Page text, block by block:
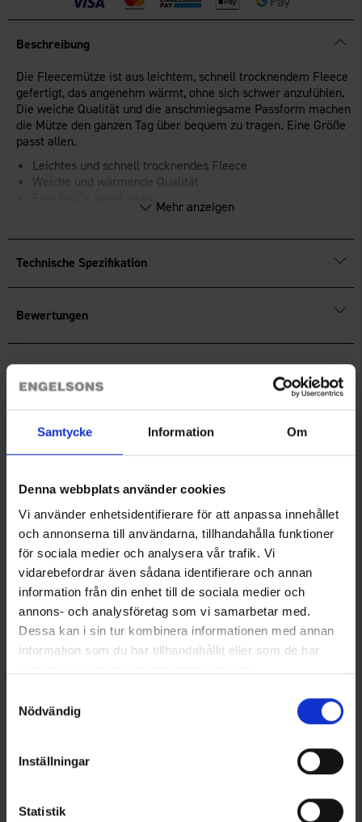
Samtycke Information Om
Denna webbplats använder cookies
Vi använder enhetsidentifierare för att anpassa innehållet
och annonserna till användarna, tillhandahålla funktioner
för sociala medier och analysera vår trafik. Vi
vidarebefordrar även sådana identifierare och annan
information från din enhet till de sociala medier och
annons- och analysföretag som vi samarbetar med.
Dessa kan i sin tur kombinera informationen med annan
information som du har tillhandahållit eller som de har
Nödvändig
Inställningar
Statistik
Beschreibung
Die Fleecemütze ist aus leichtem, schnell trocknendem Fleece
gefertigt, das angenehm wärmt, ohne sich schwer anzufühlen.
Die weiche Qualität und die anschmiegsame Passform machen
die Mütze den ganzen Tag über bequem zu tragen. Eine Größe
passt allen.
Leichtes und schnell trocknendes Fleece
Weiche und wärmende Qualität
Mehr anzeigen
Technische Spezifikation
Bewertungen
Sie benötigen vielleicht auch
+1
Schlauchtuch Fleece
Ab3,95 €
Magische Fingerhandschuhe
3er-Pack
Ab4,95 €
Ähnliche Produkte